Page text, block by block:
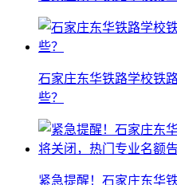
石家庄东华铁路学校铁
些？
紧急提醒！石家庄东华